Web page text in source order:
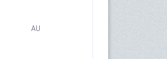
AU